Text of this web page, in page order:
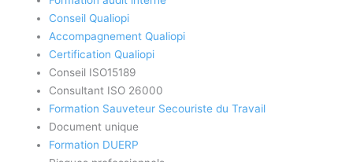
Conseil Qualiopi
Accompagnement Qualiopi
Certification Qualiopi
Conseil ISO15189
Consultant ISO 26000
Formation Sauveteur Secouriste du Travail
Document unique
Formation DUERP